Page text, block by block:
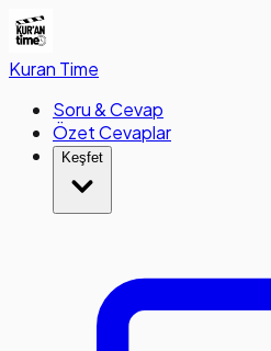
Kuran Time
Soru & Cevap
Özet Cevaplar
Keşfet